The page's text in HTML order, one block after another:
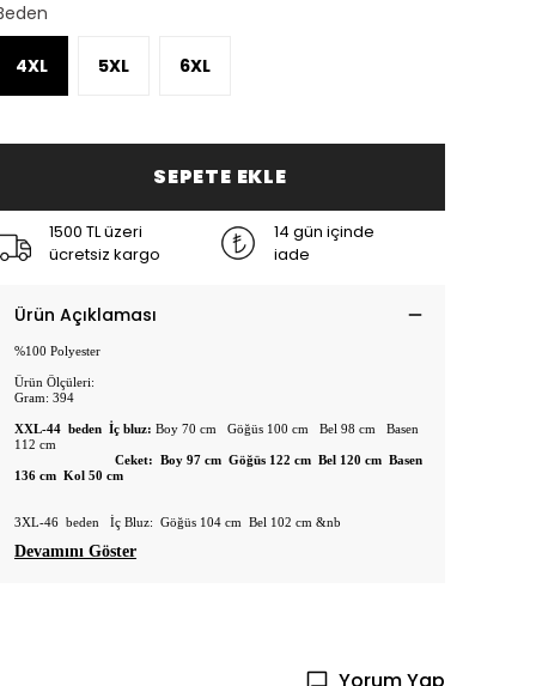
4XL 5XL 6XL
SEPETE EKLE
1500 TL üzeri
ücretsiz kargo
14 gün içinde
iade
Ürün Açıklaması
%100 Polyester
Ürün Ölçüleri:
Gram: 394
XXL-44 beden İç bluz: Boy 70 cm Göğüs 100 cm Bel 98 cm Basen
112 cm
Ceket: Boy 97 cm Göğüs 122 cm Bel 120 cm Basen
136 cm Kol 50 cm
3XL-46 beden İç Bluz: Göğüs 104 cm Bel 102 cm &nb
Devamını Göster